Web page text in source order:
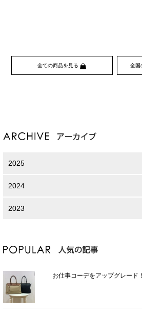
全ての商品を見る 全国
2025
2024
2023
お仕事コーデをアップグレー